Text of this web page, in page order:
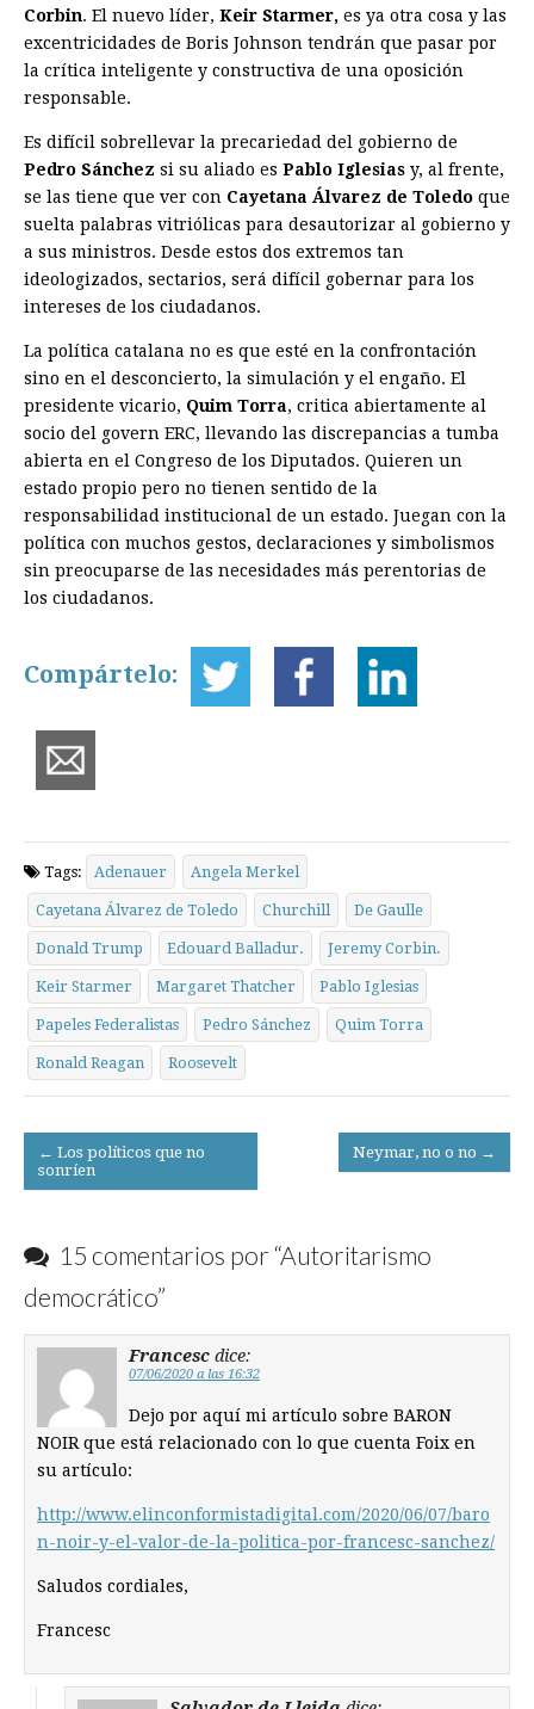
Corbin. El nuevo líder, Keir Starmer, es ya otra cosa y las
excentricidades de Boris Johnson tendrán que pasar por
la crítica inteligente y constructiva de una oposición
responsable.
Es difícil sobrellevar la precariedad del gobierno de
Pedro Sánchez si su aliado es Pablo Iglesias y, al frente,
se las tiene que ver con Cayetana Álvarez de Toledo que
suelta palabras vitriólicas para desautorizar al gobierno y
a sus ministros. Desde estos dos extremos tan
ideologizados, sectarios, será difícil gobernar para los
intereses de los ciudadanos.
La política catalana no es que esté en la confrontación
sino en el desconcierto, la simulación y el engaño. El
presidente vicario, Quim Torra, critica abiertamente al
socio del govern ERC, llevando las discrepancias a tumba
abierta en el Congreso de los Diputados. Quieren un
estado propio pero no tienen sentido de la
responsabilidad institucional de un estado. Juegan con la
política con muchos gestos, declaraciones y simbolismos
sin preocuparse de las necesidades más perentorias de
los ciudadanos.
Compártelo:
Tags: Adenauer Angela Merkel
Cayetana Álvarez de Toledo Churchill De Gaulle
Donald Trump Edouard Balladur. Jeremy Corbin.
Keir Starmer Margaret Thatcher Pablo Iglesias
Papeles Federalistas Pedro Sánchez Quim Torra
Ronald Reagan Roosevelt
Post
navigation
← Los políticos que no
sonríen
Neymar, no o no →
15 comentarios por “Autoritarismo
democrático”
Francesc dice:
07/06/2020 a las 16:32
Dejo por aquí mi artículo sobre BARON
NOIR que está relacionado con lo que cuenta Foix en
su artículo:
http://www.elinconformistadigital.com/2020/06/07/baro
n-noir-y-el-valor-de-la-politica-por-francesc-sanchez/
Saludos cordiales,
Francesc